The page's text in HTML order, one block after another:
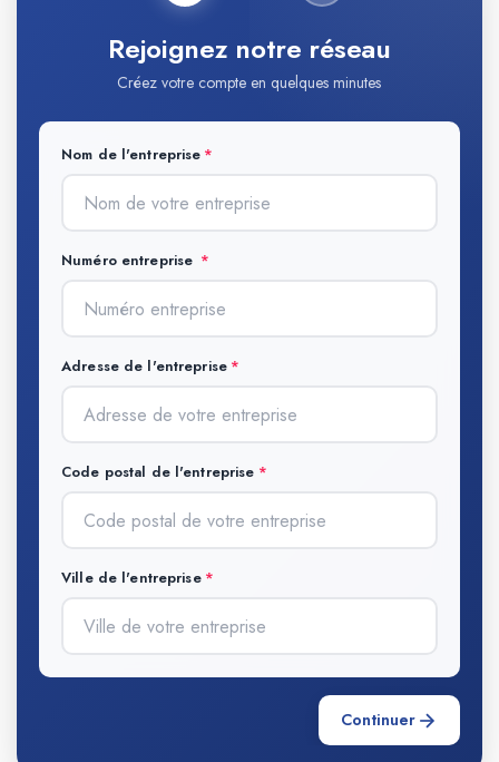
Rejoignez notre réseau
Créez votre compte en quelques minutes
Nom de l'entreprise
Numéro entreprise
Adresse de l'entreprise
Code postal de l'entreprise
Ville de l'entreprise
Continuer